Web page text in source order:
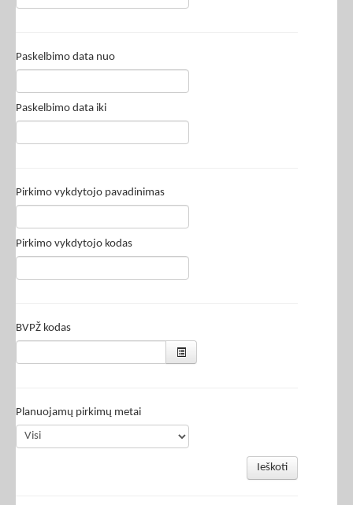
Paskelbimo data nuo
Paskelbimo data iki
Pirkimo vykdytojo pavadinimas
Pirkimo vykdytojo kodas
BVPŽ kodas
Planuojamų pirkimų metai
Ieškoti